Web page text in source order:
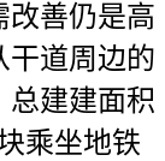
改善仍是高
干道周边的
总建建面积
乘坐地铁